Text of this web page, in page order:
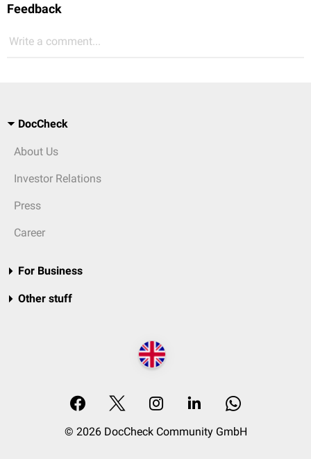
Feedback
Write a comment...
DocCheck
About Us
Investor Relations
Press
Career
For Business
Other stuff
© 2026 DocCheck Community GmbH